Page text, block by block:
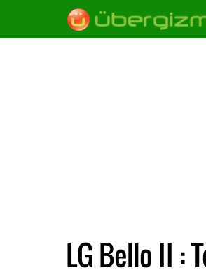
LG Bello II :